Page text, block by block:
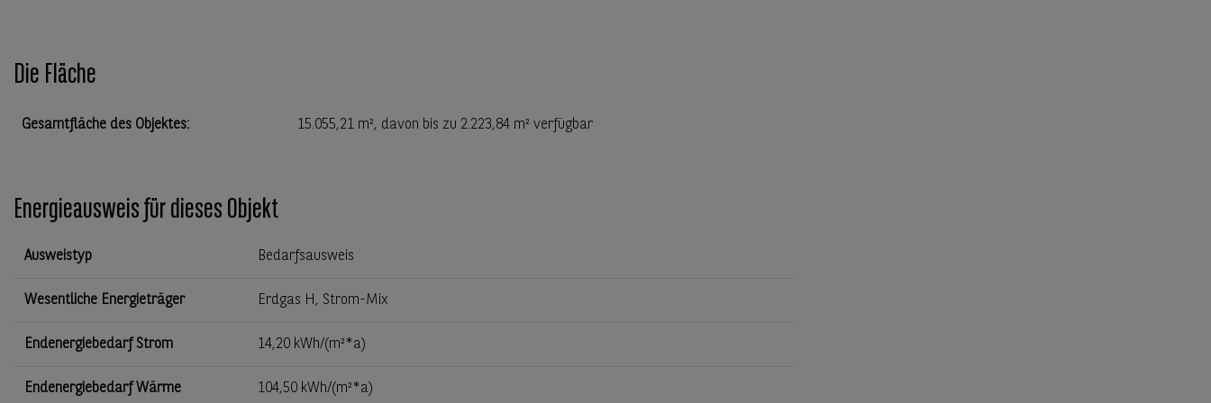
Die Fläche
Gesamtfläche des Objektes: 15.055,21 m², davon bis zu 2.223,84 m² verfügbar
Energieausweis für dieses Objekt
Ausweistyp Bedarfsausweis
Wesentliche Energieträger Erdgas H, Strom-Mix
Endenergiebedarf Strom 14,20 kWh/(m²*a)
Endenergiebedarf Wärme 104,50 kWh/(m²*a)